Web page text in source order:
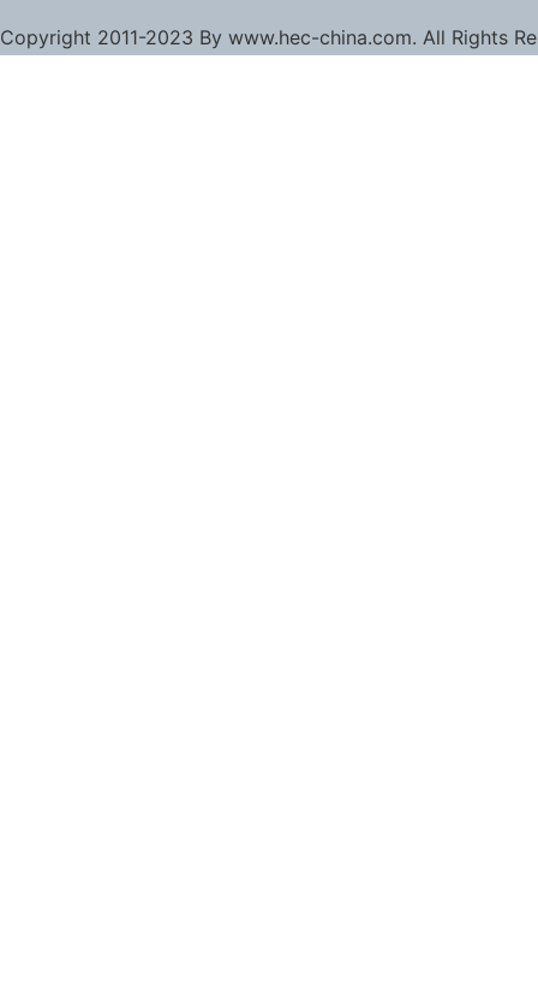
Copyright 2011-2023 By www.hec-china.com. All Rights